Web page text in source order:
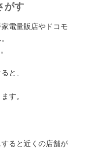
がす
電量販店やドコモ
と、
す。
ると近くの店舗が